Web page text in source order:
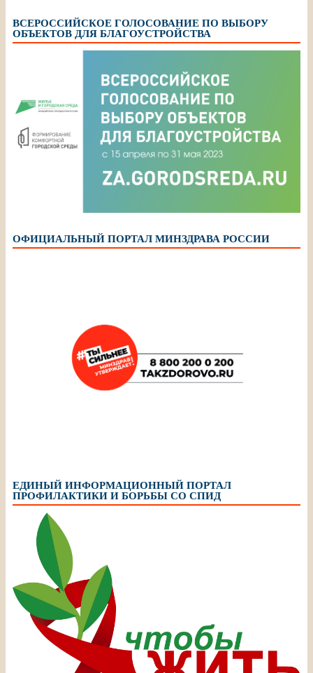
ВСЕРОССИЙСКОЕ ГОЛОСОВАНИЕ ПО ВЫБОРУ
ОБЪЕКТОВ ДЛЯ БЛАГОУСТРОЙСТВА
ОФИЦИАЛЬНЫЙ ПОРТАЛ МИНЗДРАВА РОССИИ
ЕДИНЫЙ ИНФОРМАЦИОННЫЙ ПОРТАЛ
ПРОФИЛАКТИКИ И БОРЬБЫ СО СПИД